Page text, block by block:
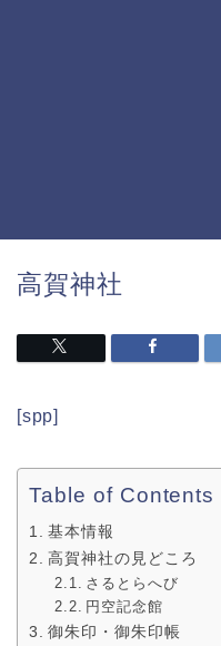
高賀神社
[spp]
Table of Contents
基本情報
高賀神社の見どころ
さるとらへび
円空記念館
御朱印・御朱印帳